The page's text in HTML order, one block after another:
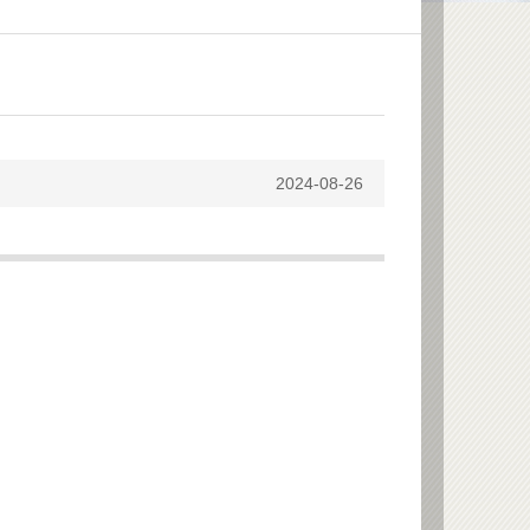
2024-08-26